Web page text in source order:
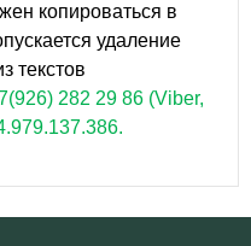
копироваться в
удаление
текстов
282 29 86 (Viber,